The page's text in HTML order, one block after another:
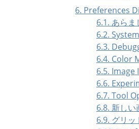
6. Preferences
6.1. あらま
6.2.
6.3.
6.4. Color
6.5.
6.6.
6.7. Tool
6.8. 新し
6.9. グリッ